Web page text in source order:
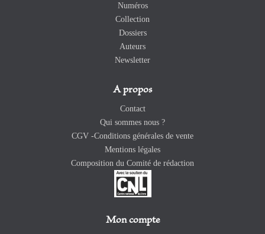
Numéros
Collection
Dossiers
Auteurs
Newsletter
A propos
Contact
Qui sommes nous ?
CGV -Conditions générales de vente
Mentions légales
Composition du Comité de rédaction
Mon compte